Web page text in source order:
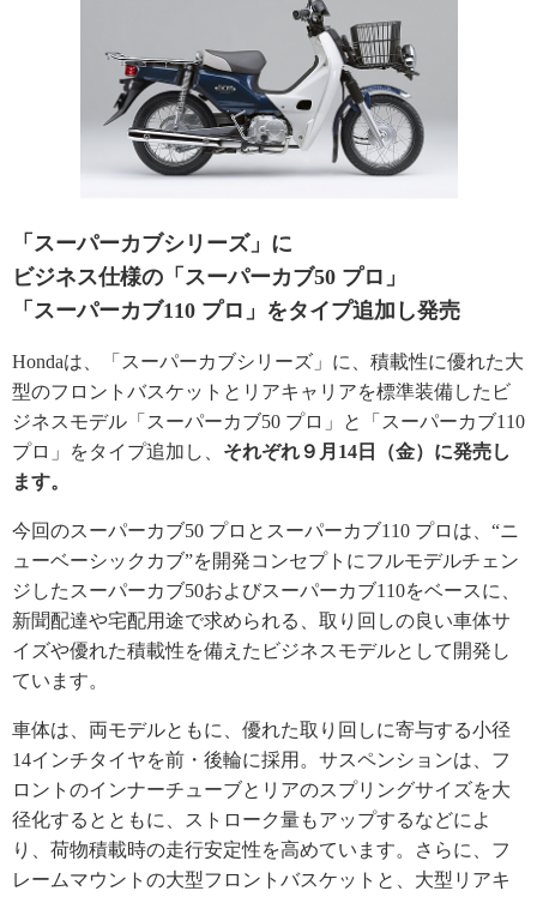
「スーパーカブシリーズ」に
ビジネス仕様の「スーパーカブ50 プロ」
「スーパーカブ110 プロ」をタイプ追加し発売
Hondaは、「スーパーカブシリーズ」に、積載性に優れた大
型のフロントバスケットとリアキャリアを標準装備したビ
ジネスモデル「スーパーカブ50 プロ」と「スーパーカブ110
プロ」をタイプ追加し、 それぞれ９月14日（金）に発売し
ます。
今回のスーパーカブ50 プロとスーパーカブ110 プロは、“ニ
ューベーシックカブ”を開発コンセプトにフルモデルチェン
ジしたスーパーカブ50およびスーパーカブ110をベースに、
新聞配達や宅配用途で求められる、取り回しの良い車体サ
イズや優れた積載性を備えたビジネスモデルとして開発し
ています。
車体は、両モデルともに、優れた取り回しに寄与する小径
14インチタイヤを前・後輪に採用。サスペンションは、フ
ロントのインナーチューブとリアのスプリングサイズを大
径化するとともに、ストローク量もアップするなどによ
り、荷物積載時の走行安定性を高めています。さらに、フ
レームマウントの大型フロントバスケットと、大型リアキ